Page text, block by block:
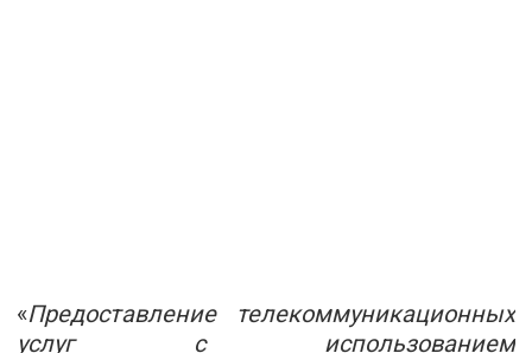
«Предоставление телекоммуникационных
услуг с использованием